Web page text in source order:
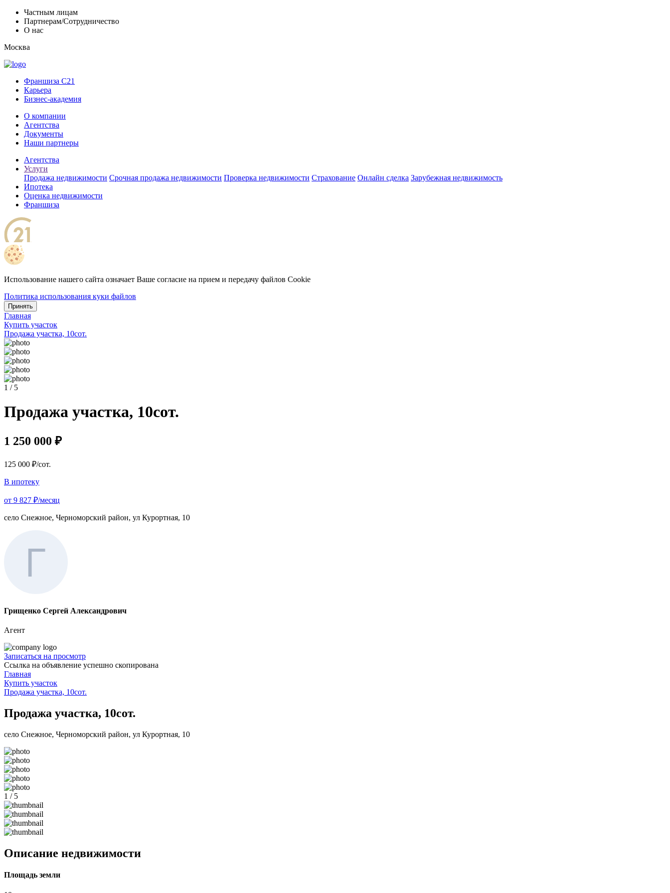
Частным лицам
Партнерам/Сотрудничество
О нас
Москва
Франшиза C21
Карьера
Бизнес-академия
О компании
Агентства
Документы
Наши партнеры
Агентства
Услуги
Продажа недвижимости Срочная продажа недвижимости Проверка недвижимости Страхование Онлайн сделка Зарубежная недвижимость
Ипотека
Оценка недвижимости
Франшиза
Использование нашего сайта означает Ваше согласие на прием и передачу файлов Cookie
Политика использования куки файлов
Принять
Главная
Купить участок
Продажа участка, 10сот.
1 / 5
Продажа участка, 10сот.
1 250 000 ₽
125 000 ₽/сот.
В ипотеку
от 9 827 ₽/месяц
село Снежное, Черноморский район, ул Курортная, 10
Грищенко Сергей Александрович
Агент
Записаться на просмотр
Ссылка на объявление успешно скопирована
Главная
Купить участок
Продажа участка, 10сот.
Продажа участка, 10сот.
село Снежное, Черноморский район, ул Курортная, 10
1 / 5
Описание недвижимости
Площадь земли